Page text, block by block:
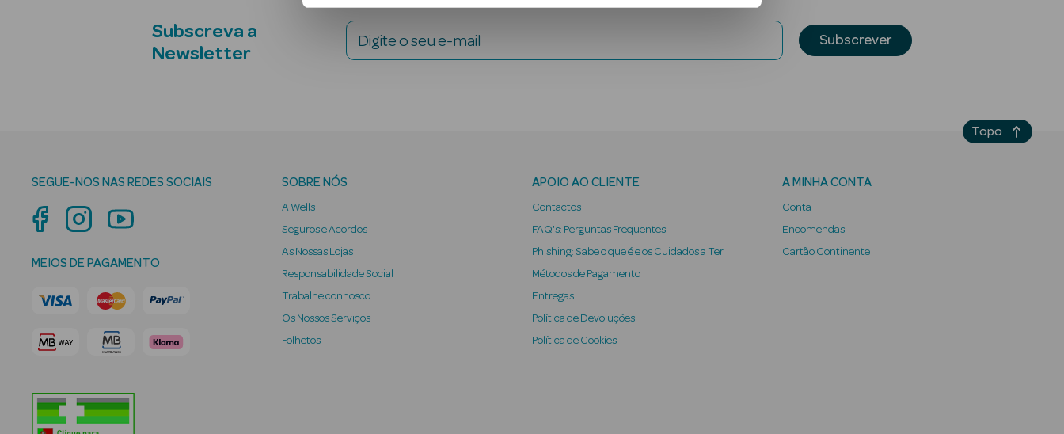
Subscreva a
Newsletter
Digite o seu e-mail Subscrever
SEGUE-NOS NAS REDES SOCIAIS
MEIOS DE PAGAMENTO
SOBRE NÓS
A Wells
Seguros e Acordos
As Nossas Lojas
Responsabilidade Social
Trabalhe connosco
Os Nossos Serviços
Folhetos
APOIO AO CLIENTE
Contactos
FAQ's: Perguntas Frequentes
Phishing: Sabe o que é e os Cuidados a Ter
Métodos de Pagamento
Entregas
Política de Devoluções
Política de Cookies
A MINHA CONTA
Conta
Encomendas
Cartão Continente
Topo